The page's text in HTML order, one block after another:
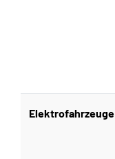
Elektrofahrzeuge